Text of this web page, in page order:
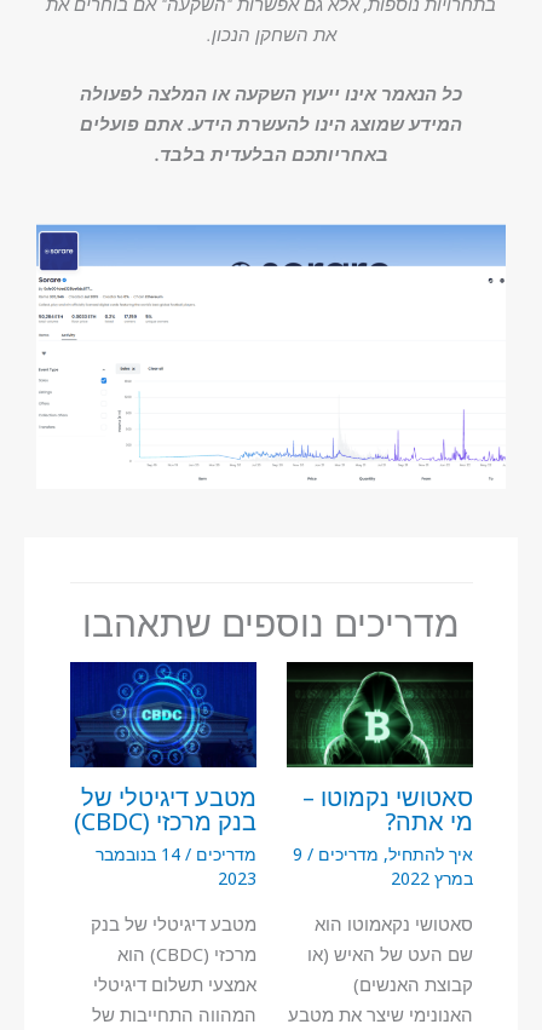
בתחרויות נוספות, אלא גם אפשרות "השקעה" אם בוחרים את
את השחקן הנכון.
כל הנאמר אינו ייעוץ השקעה או המלצה לפעולה
המידע שמוצג הינו להעשרת הידע. אתם פועלים
באחריותכם הבלעדית בלבד.
מדריכים נוספים שתאהבו
סאטושי נקמוטו –
מי אתה?
איך להתחיל, מדריכים /
9
במרץ 2022
סאטושי נקאמוטו הוא
שם העט של האיש (או
קבוצת האנשים)
האנונימי שיצר את מטבע
מטבע דיגיטלי של
בנק מרכזי (CBDC)
מדריכים /
14 בנובמבר
2023
מטבע דיגיטלי של בנק
מרכזי (CBDC) הוא
אמצעי תשלום דיגיטלי
המהווה התחייבות של